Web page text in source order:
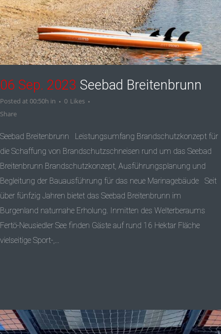
06 Sep. 2023 Seebad Breitenbrunn
Posted at 00:50h in 0 Likes
Share
Seebad Breitenbrunn Leistungsumfang Brandschutzkonzept für
die Schaffung von Brandschutzschneisen rund um das Seebad
Breitenbrunn Brandschutzkonzept, Ausführungsplanung und
Begleitung der Bauausführung für das neue Marinagebäude Seit
über fünfzig Jahren bietet das Seebad Breitenbrunn im
Burgenland naturnahe Erholung. Inmitten des Welterberaums
Fertö-Neusiedler See finden Gäste auf rund 16 Hektar Fläche
vielseitige Sport-,...